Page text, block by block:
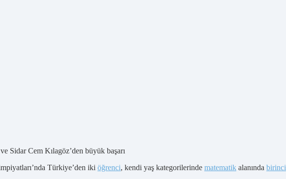
Türkiye’den iki öğrenci, kendi yaş kategorilerinde matematik alanında birinci